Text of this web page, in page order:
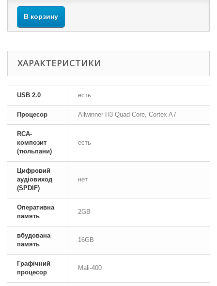
В корзину
ХАРАКТЕРИСТИКИ
USB 2.0 есть
Процесор Allwinner H3 Quad Core, Cortex A7
RCA-
композит
(тюльпани)
есть
Цифровий
аудіовиход
(SPDIF)
нет
Оперативна
память
2GB
вбудована
память
16GB
Графічний
процесор
Mali-400